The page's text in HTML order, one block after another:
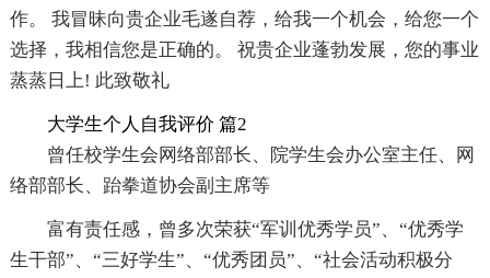
作。 我冒昧向贵企业毛遂自荐，给我一个机会，给您一个
选择，我相信您是正确的。 祝贵企业蓬勃发展，您的事业
蒸蒸日上! 此致敬礼
大学生个人自我评价 篇2
曾任校学生会网络部部长、院学生会办公室主任、网
络部部长、跆拳道协会副主席等
富有责任感，曾多次荣获“军训优秀学员”、“优秀学
生干部”、“三好学生”、“优秀团员”、“社会活动积极分